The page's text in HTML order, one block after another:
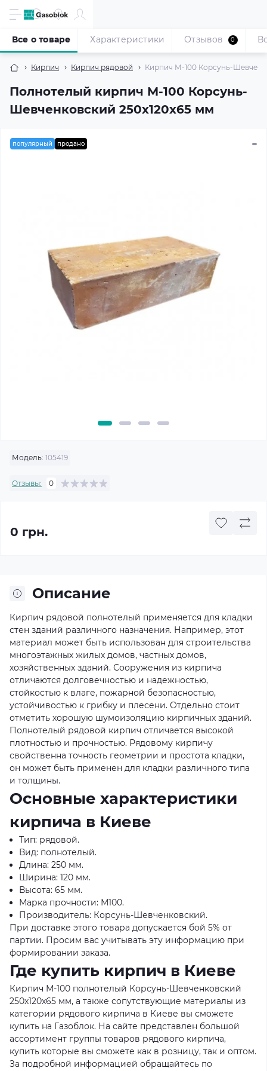
Кирпич Кирпич рядовой Кирпич М-100 Корсунь-
Полнотелый кирпич М-100 Корсунь-
Шевченковский 250x120x65 мм
Все о товаре Характеристики Отзывов 0
популярный продано
Модель: 105419
Отзывы: 0
0 грн.
Описание
Кирпич рядовой полнотелый применяется для кладки
стен зданий различного назначения. Например, этот
материал может быть использован для строительства
многоэтажных жилых домов, частных домов,
хозяйственных зданий. Сооружения из кирпича
отличаются долговечностью и надежностью,
стойкостью к влаге, пожарной безопасностью,
устойчивостью к грибку и плесени. Отдельно стоит
отметить хорошую шумоизоляцию кирпичных зданий.
Полнотелый рядовой кирпич отличается высокой
плотностью и прочностью. Рядовому кирпичу
свойственна точность геометрии и простота кладки,
он может быть применен для кладки различного типа
и толщины.
Основные характеристики
кирпича в Киеве
Тип: рядовой.
Вид: полнотелый.
Длина: 250 мм.
Ширина: 120 мм.
Высота: 65 мм.
Марка прочности: М100.
Производитель: Корсунь-Шевченковский.
При доставке этого товара допускается бой 5% от
партии. Просим вас учитывать эту информацию при
формировании заказа.
Где купить кирпич в Киеве
Кирпич М-100 полнотелый Корсунь-Шевченковский
250х120х65 мм, а также сопутствующие материалы из
категории рядового кирпича в Киеве вы сможете
купить на Газоблок. На сайте представлен большой
ассортимент группы товаров рядового кирпича,
купить которые вы сможете как в розницу, так и оптом.
За подробной информацией обращайтесь по